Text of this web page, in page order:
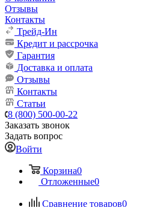
Отзывы
Контакты
Трейд-Ин
Кредит и рассрочка
Гарантия
Доставка и оплата
Отзывы
Контакты
Статьи
8 (800) 500-00-22
Заказать звонок
Задать вопрос
Войти
Корзина0
Отложенные0
Сравнение товаров0